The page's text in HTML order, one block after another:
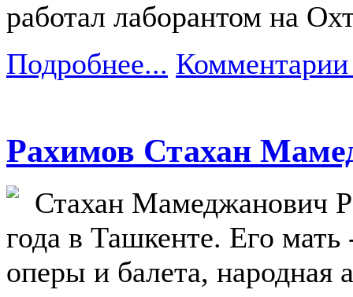
работал лаборантом на
Подробнее...
Рахимов Стахан
Стахан Мамеджанович
года в Ташкенте. Его мать
оперы и балета, народная